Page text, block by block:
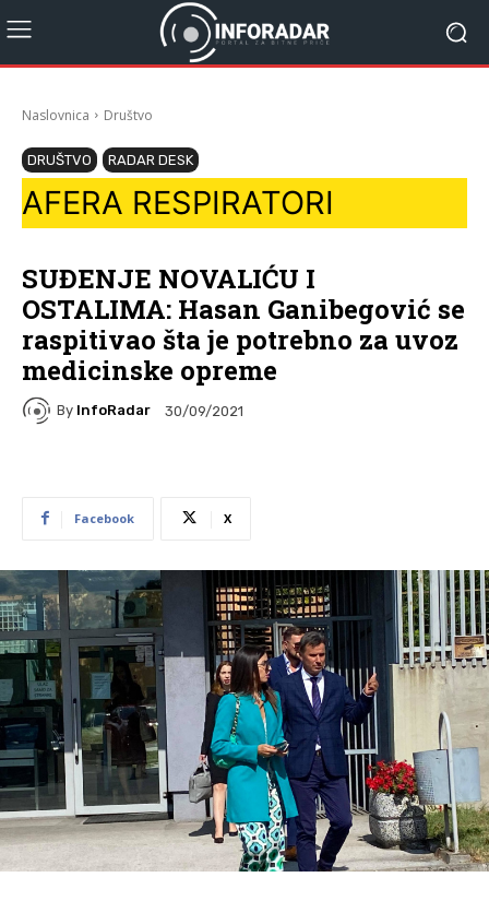
Naslovnica Društvo
DRUŠTVO RADAR DESK
AFERA RESPIRATORI
SUĐENJE NOVALIĆU I
OSTALIMA: Hasan Ganibegović se
raspitivao šta je potrebno za uvoz
medicinske opreme
By InfoRadar 30/09/2021
Facebook X